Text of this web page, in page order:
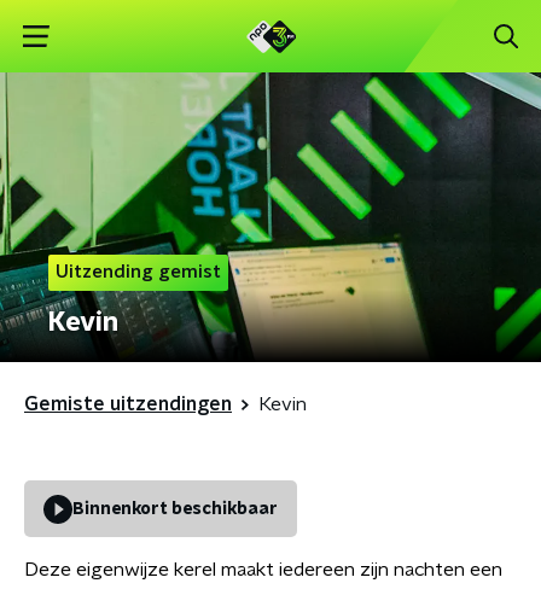
Uitzending gemist
Kevin
Gemiste uitzendingen Kevin
Binnenkort beschikbaar
Deze eigenwijze kerel maakt iedereen zijn nachten een